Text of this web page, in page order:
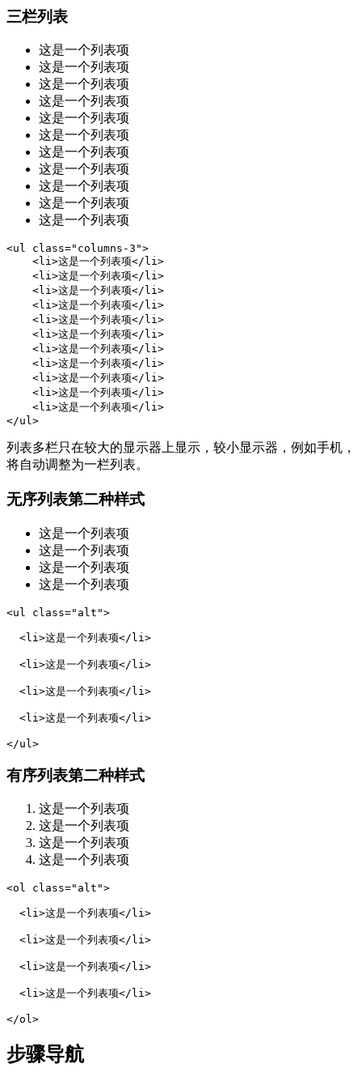
三栏列表
这是一个列表项
这是一个列表项
这是一个列表项
这是一个列表项
这是一个列表项
这是一个列表项
这是一个列表项
这是一个列表项
这是一个列表项
这是一个列表项
这是一个列表项
<ul class="columns-3">
    <li>这是一个列表项</li>
    <li>这是一个列表项</li>
    <li>这是一个列表项</li>
    <li>这是一个列表项</li>
    <li>这是一个列表项</li>
    <li>这是一个列表项</li>
    <li>这是一个列表项</li>
    <li>这是一个列表项</li>
    <li>这是一个列表项</li>
    <li>这是一个列表项</li>
    <li>这是一个列表项</li>
</ul>
列表多栏只在较大的显示器上显示，较小显示器，例如手机，
将自动调整为一栏列表。
无序列表第二种样式
这是一个列表项
这是一个列表项
这是一个列表项
这是一个列表项
<ul class="alt">
<li>这是一个列表项</li>
<li>这是一个列表项</li>
<li>这是一个列表项</li>
<li>这是一个列表项</li>
</ul>
有序列表第二种样式
这是一个列表项
这是一个列表项
这是一个列表项
这是一个列表项
<ol class="alt">
<li>这是一个列表项</li>
<li>这是一个列表项</li>
<li>这是一个列表项</li>
<li>这是一个列表项</li>
</ol>
步骤导航